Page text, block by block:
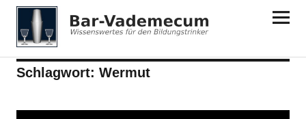
Bar-Vademecum
Schlagwort: Wermut